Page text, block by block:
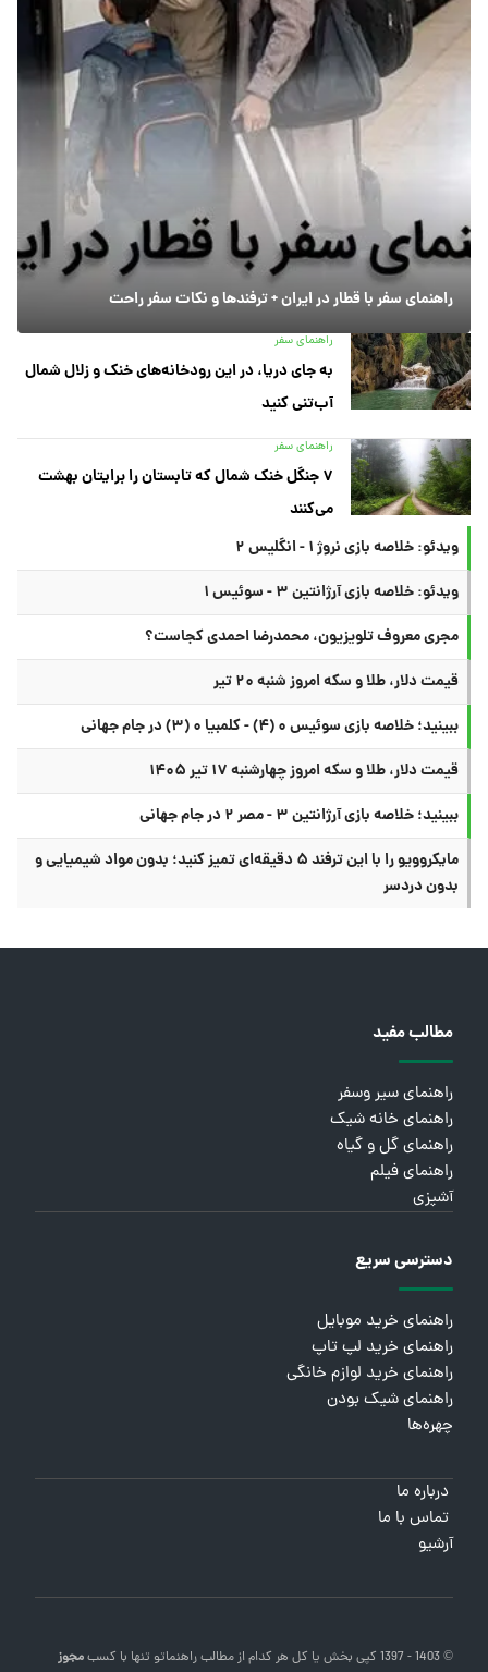
راهنمای سفر با قطار در ایران + ترفندها و نکات سفر راحت
راهنمای سفر
به جای دریا، در این رودخانه‌های خنک و زلال شمال
آب‌تنی کنید
راهنمای سفر
۷ جنگل خنک شمال که تابستان را برایتان بهشت
می‌کنند
ویدئو: خلاصه بازی نروژ ۱ - انگلیس ۲
ویدئو: خلاصه بازی آرژانتین ۳ - سوئیس ۱
مجری معروف تلویزیون، محمدرضا احمدی کجاست؟
قیمت دلار، طلا و سکه امروز شنبه ۲۰ تیر
ببینید؛ خلاصه بازی سوئیس ۰ (۴) - کلمبیا ۰ (۳) در جام جهانی
قیمت دلار، طلا و سکه امروز چهارشنبه ۱۷ تیر ۱۴۰۵
ببینید؛ خلاصه بازی آرژانتین ۳ - مصر ۲ در جام جهانی
مایکروویو را با این ترفند ۵ دقیقه‌ای تمیز کنید؛ بدون مواد شیمیایی و
بدون دردسر
مطالب مفید
راهنمای سیر وسفر
راهنمای خانه شیک
راهنمای گل و گیاه
راهنمای فیلم
آشپزی
دسترسی سریع
راهنمای خرید موبایل
راهنمای خرید لپ تاپ
راهنمای خرید لوازم خانگی
راهنمای شیک بودن
چهره‌ها
درباره ما
تماس با ما
آرشیو
© 1403 - 1397 کپی بخش یا کل هر کدام از مطالب راهنماتو تنها با کسبمجوز